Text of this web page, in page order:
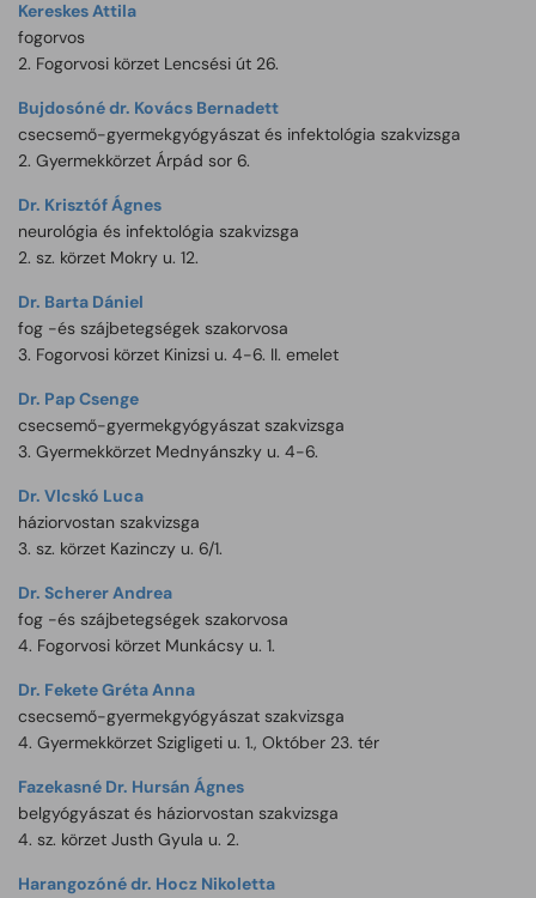
Kereskes Attila
fogorvos
2. Fogorvosi körzet Lencsési út 26.
Bujdosóné dr. Kovács Bernadett
csecsemő-gyermekgyógyászat és infektológia szakvizsga
2. Gyermekkörzet Árpád sor 6.
Dr. Krisztóf Ágnes
neurológia és infektológia szakvizsga
2. sz. körzet Mokry u. 12.
Dr. Barta Dániel
fog -és szájbetegségek szakorvosa
3. Fogorvosi körzet Kinizsi u. 4-6. II. emelet
Dr. Pap Csenge
csecsemő-gyermekgyógyászat szakvizsga
3. Gyermekkörzet Mednyánszky u. 4-6.
Dr. Vlcskó Luca
háziorvostan szakvizsga
3. sz. körzet Kazinczy u. 6/1.
Dr. Scherer Andrea
fog -és szájbetegségek szakorvosa
4. Fogorvosi körzet Munkácsy u. 1.
Dr. Fekete Gréta Anna
csecsemő-gyermekgyógyászat szakvizsga
4. Gyermekkörzet Szigligeti u. 1., Október 23. tér
Fazekasné Dr. Hursán Ágnes
belgyógyászat és háziorvostan szakvizsga
4. sz. körzet Justh Gyula u. 2.
Harangozóné dr. Hocz Nikoletta